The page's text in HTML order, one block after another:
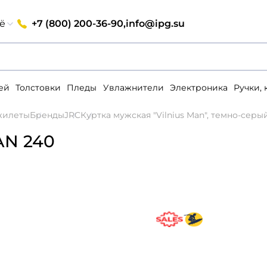
+7 (800) 200-36-90,info@ipg.su
Толстовки Пледы Увлажнители Электроника Ручки,
БрендыJRCКуртка мужская "Vilnius Man", темно-
240